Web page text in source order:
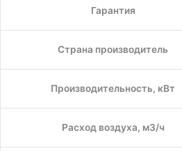
Гарантия
Страна производитель
Производительность, кВт
Расход воздуха, м3/ч